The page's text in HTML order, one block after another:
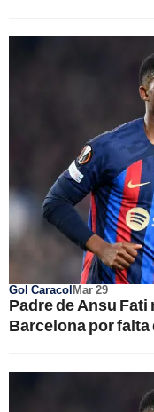
Gol CaracolMar 29
Padre de Ansu Fati
Barcelona por